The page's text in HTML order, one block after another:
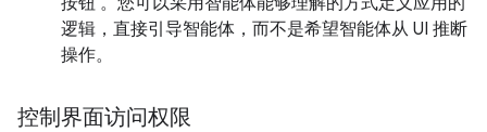
逻辑，直接引导智能体，而不是希望智能体从 UI 推断
操作。
控制界面访问权限